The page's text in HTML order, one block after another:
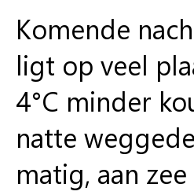
Komende
ligt op veel
4°C minder
natte
matig, aan